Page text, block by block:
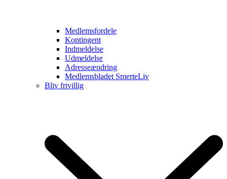
Medlemsfordele
Kontingent
Indmeldelse
Udmeldelse
Adresseændring
Medlemsbladet SmerteLiv
Bliv frivillig